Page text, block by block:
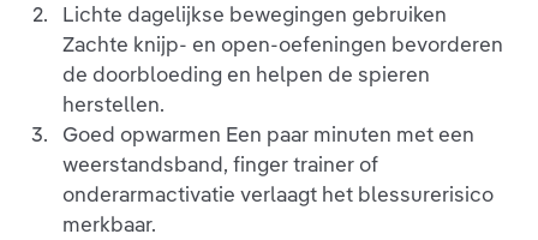
Lichte dagelijkse bewegingen gebruiken
Zachte knijp- en open-oefeningen bevorderen
de doorbloeding en helpen de spieren
herstellen.
Goed opwarmen Een paar minuten met een
weerstandsband, finger trainer of
onderarmactivatie verlaagt het blessurerisico
merkbaar.